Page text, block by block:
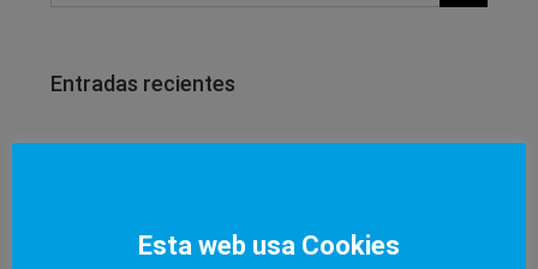
Entradas recientes
Esta web usa Cookies